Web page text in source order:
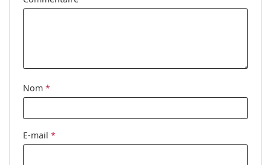
nettoyage:
Autres
Catégorie:
Marque:
Nom *
E-mail *